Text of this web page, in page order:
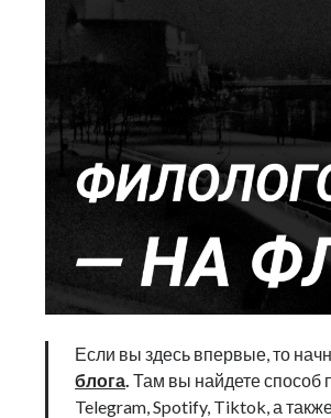
Если вы здесь впервые, то
блога. Там вы найдете способ
Telegram, Spotify, Tiktok, а